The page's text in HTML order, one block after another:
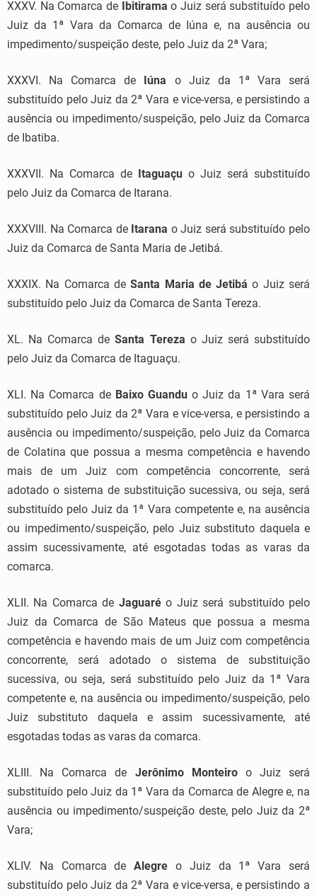
XXXV. Na Comarca de Ibitirama o Juiz será substituído pelo
Juiz da 1ª Vara da Comarca de Iúna e, na ausência ou
impedimento/suspeição deste, pelo Juiz da 2ª Vara;
XXXVI. Na Comarca de Iúna o Juiz da 1ª Vara será
substituído pelo Juiz da 2ª Vara e vice-versa, e persistindo a
ausência ou impedimento/suspeição, pelo Juiz da Comarca
de Ibatiba.
XXXVII. Na Comarca de Itaguaçu o Juiz será substituído
pelo Juiz da Comarca de Itarana.
XXXVIII. Na Comarca de Itarana o Juiz será substituído pelo
Juiz da Comarca de Santa Maria de Jetibá.
XXXIX. Na Comarca deSanta Maria de Jetibá o Juiz será
substituído pelo Juiz da Comarca de Santa Tereza.
XL. Na Comarca deSanta Tereza o Juiz será substituído
pelo Juiz da Comarca de Itaguaçu.
XLI. Na Comarca de Baixo Guanduo Juiz da 1ª Vara será
substituído pelo Juiz da 2ª Vara e vice-versa, e persistindo a
ausência ou impedimento/suspeição, pelo Juiz da Comarca
de Colatina que possua a mesma competência e havendo
mais de um Juiz com competência concorrente, será
adotado o sistema de substituição sucessiva, ou seja, será
substituído pelo Juiz da 1ª Vara competente e, na ausência
ou impedimento/suspeição, pelo Juiz substituto daquela e
assim sucessivamente, até esgotadas todas as varas da
comarca.
XLII. Na Comarca de Jaguaréo Juiz será substituído pelo
Juiz da Comarca de São Mateus que possua a mesma
competência e havendo mais de um Juiz com competência
concorrente, será adotado o sistema de substituição
sucessiva, ou seja, será substituído pelo Juiz da 1ª Vara
competente e, na ausência ou impedimento/suspeição, pelo
Juiz substituto daquela e assim sucessivamente, até
esgotadas todas as varas da comarca.
XLIII. Na Comarca de Jerônimo Monteiroo Juiz será
substituído pelo Juiz da 1ª Vara da Comarca de Alegre e, na
ausência ou impedimento/suspeição deste, pelo Juiz da 2ª
Vara;
XLIV. Na Comarca deAlegre o Juiz da 1ª Vara será
substituído pelo Juiz da 2ª Vara e vice-versa, e persistindo a